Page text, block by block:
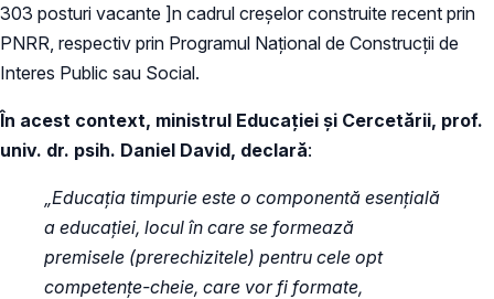
303 posturi vacante ]n cadrul creșelor construite recent prin
PNRR, respectiv prin Programul Național de Construcții de
Interes Public sau Social.
În acest context, ministrul Educației și Cercetării, prof.
univ. dr. psih. Daniel David, declară:
„Educația timpurie este o componentă esențială
a educației, locul în care se formează
premisele (prerechizitele) pentru cele opt
competențe-cheie, care vor fi formate,